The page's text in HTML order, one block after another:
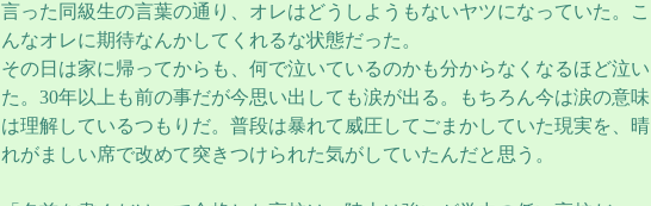
言った同級生の言葉の通り、オレはどうしようもないヤツになっていた。こ
んなオレに期待なんかしてくれるな状態だった。
その日は家に帰ってからも、何で泣いているのかも分からなくなるほど泣い
た。30年以上も前の事だが今思い出しても涙が出る。もちろん今は涙の意味
は理解しているつもりだ。普段は暴れて威圧してごまかしていた現実を、晴
れがましい席で改めて突きつけられた気がしていたんだと思う。